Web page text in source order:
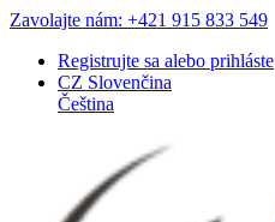
Zavolajte nám: +421 915 833 549
Registrujte sa alebo prihláste
CZ Slovenčina
Čeština